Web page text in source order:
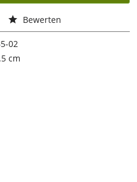
Bewerten
02
cm